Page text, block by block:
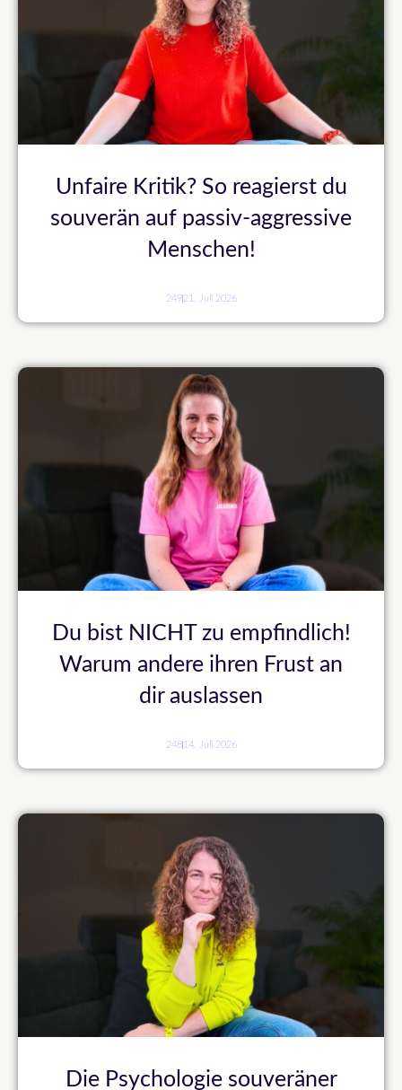
Unfaire Kritik? So reagierst du
souverän auf passiv-aggressive
Menschen!
249 21. Juli 2026
Du bist NICHT zu empfindlich!
Warum andere ihren Frust an
dir auslassen
248 14. Juli 2026
Die Psychologie souveräner